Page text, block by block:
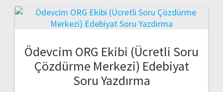
Ödevcim ORG Ekibi (Ücretli Soru
Çözdürme Merkezi) Edebiyat
Soru Yazdırma